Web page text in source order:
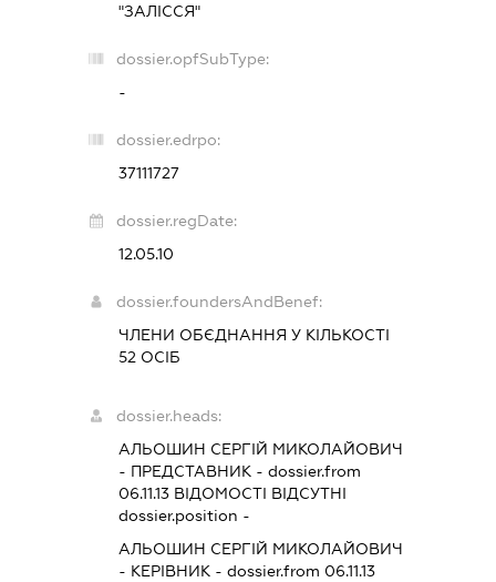
"ЗАЛІССЯ"
dossier.opfSubType:
-
dossier.edrpo:
37111727
dossier.regDate:
12.05.10
dossier.foundersAndBenef:
ЧЛЕНИ ОБЄДНАННЯ У КІЛЬКОСТІ
52 ОСІБ
dossier.heads:
АЛЬОШИН СЕРГІЙ МИКОЛАЙОВИЧ
- ПРЕДСТАВНИК - dossier.from
06.11.13ВІДОМОСТІ ВІДСУТНІ
dossier.position -
АЛЬОШИН СЕРГІЙ МИКОЛАЙОВИЧ
- КЕРІВНИК - dossier.from 06.11.13